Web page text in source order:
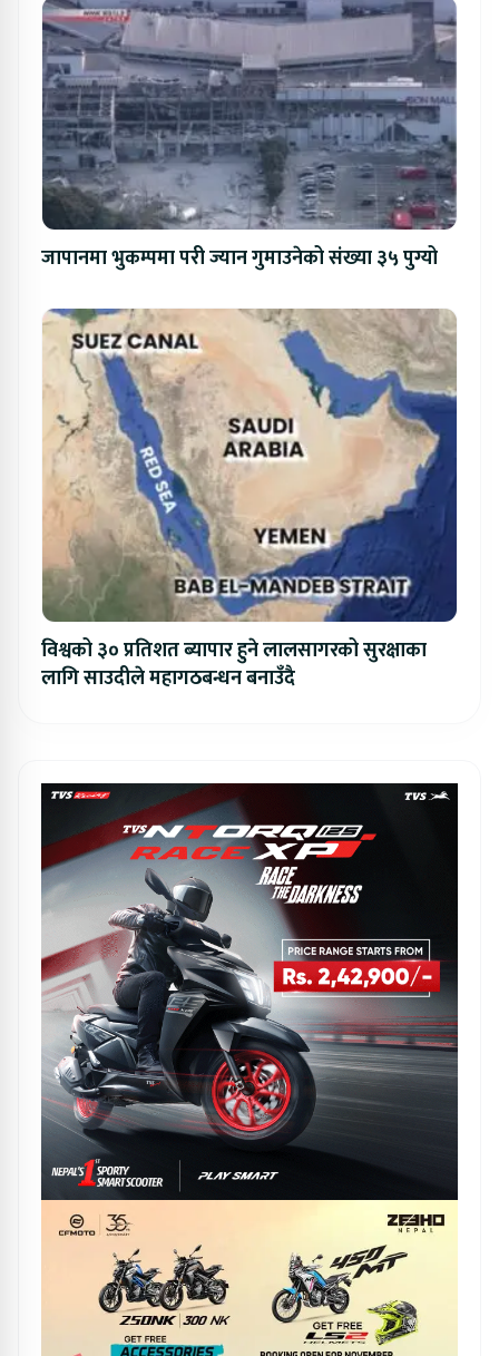
जापानमा भुकम्पमा परी ज्यान गुमाउनेको संख्या ३५ पुग्यो
विश्वको ३० प्रतिशत ब्यापार हुने लालसागरको सुरक्षाका
लागि साउदीले महागठबन्धन बनाउँदै